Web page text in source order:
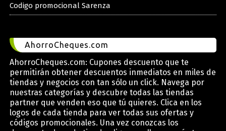
Codigo promocional Sarenza
AhorroCheques.com
AhorroCheques.com: Cupones descuento que te
permitirán obtener descuentos inmediatos en miles de
tiendas y negocios con tan sólo un click. Navega por
nuestras categorías y descubre todas las tiendas
partner que venden eso que tú quieres. Clica en los
logos de cada tienda para ver todas sus ofertas y
códigos promocionales. Una vez conozcas los